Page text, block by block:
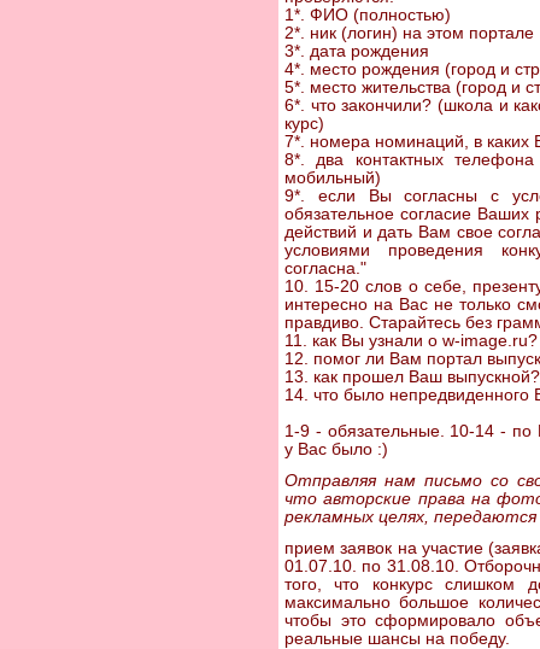
1*. ФИО (полностью)
2*. ник (логин) на этом портале
3*. дата рождения
4*. место рождения (город и
5*. место жительства (город и
6*. что закончили? (школа и
курс)
7*. номера номинаций, в каких
8*. два контактных
мобильный)
9*. если Вы согласны с
обязательное согласие
действий и дать Вам свое
условиями проведения
согласна."
10. 15-20 слов о себе,
интересно на Вас не только
правдиво. Старайтесь без
11. как Вы узнали о w-image.ru?
12. помог ли Вам портал
13. как прошел Ваш
14. что было
1-9 - обязательные. 10-14 -
у Вас было :)
Отправляя нам письмо со
что авторские права на
рекламных целях,
прием заявок на участие
01.07.10. по 31.08.10.
того, что конкурс слишком
максимально большое
чтобы это сформировало
реальные шансы на победу.